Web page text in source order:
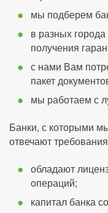
мы подберем
в разных
получения
с нами Вам
пакет
мы работаем с
Банки, с которыми
отвечают
обладают
операций;
капитал банка